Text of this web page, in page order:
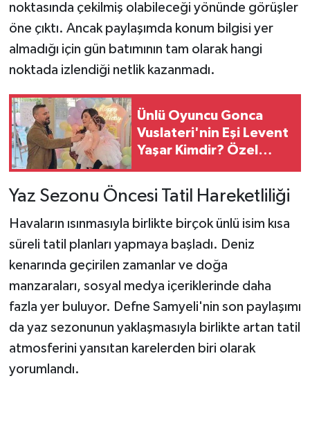
noktasında çekilmiş olabileceği yönünde görüşler
öne çıktı. Ancak paylaşımda konum bilgisi yer
almadığı için gün batımının tam olarak hangi
noktada izlendiği netlik kazanmadı.
Ünlü Oyuncu Gonca
Vuslateri'nin Eşi Levent
Yaşar Kimdir? Özel
Yaz Sezonu Öncesi Tatil Hareketliliği
Havaların ısınmasıyla birlikte birçok ünlü isim kısa
süreli tatil planları yapmaya başladı. Deniz
kenarında geçirilen zamanlar ve doğa
manzaraları, sosyal medya içeriklerinde daha
fazla yer buluyor. Defne Samyeli'nin son paylaşımı
da yaz sezonunun yaklaşmasıyla birlikte artan tatil
atmosferini yansıtan karelerden biri olarak
yorumlandı.